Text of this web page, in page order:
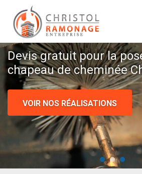
Devis gratuit pour la
chapeau de cheminée
VOIR NOS RÉALISATIONS